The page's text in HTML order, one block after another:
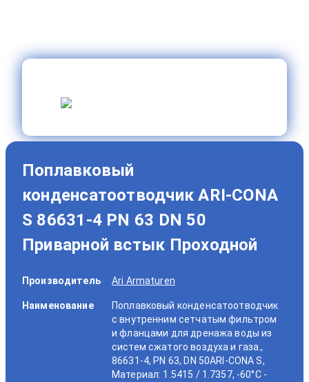
Поплавковый
конденсатоотводчик ARI-CONA
S 86631-4 PN 63 DN 50
Приварной встык Проходной
Производитель Ari Armaturen
Наименование
Поплавковый конденсатоотводчик
с внутренним сетчатым фильтром
и фланцами для дренажа воды из
систем сжатого воздуха и газа.,
86631-4, PN 63, DN 50ARI-CONA S,
Материал: 1.5415 / 1.7357, -60°C -